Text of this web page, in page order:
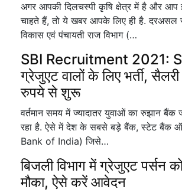
अगर आपकी दिलचस्पी कृषि क्षेत्र में है और आप
चाहते हैं, तो ये खबर आपके लिए ही है. दरअसल
विकास एवं पंचायती राज विभाग (…
SBI Recruitment 2021:
ग्रेजुएट वालों के लिए भर्ती,
रुपये से शुरू
वर्तमान समय में ज्यादातर युवाओं का रुझान बैंक
रहा है. ऐसे में देश के सबसे बड़े बैंक, स्टेट बैंक
Bank of India) जिसे…
बिजली विभाग में ग्रेजुएट पर्सन
मौका, ऐसे करें आवेदन